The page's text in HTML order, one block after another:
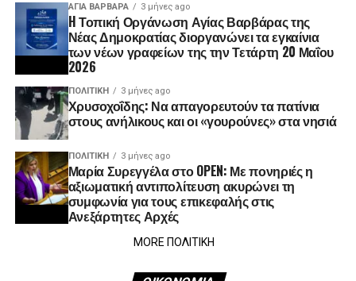
ΑΓΙΑ ΒΑΡΒΑΡΑ 3 μήνες ago
H Τοπική Οργάνωση Αγίας Βαρβάρας της
Νέας Δημοκρατίας διοργανώνει τα εγκαίνια
των νέων γραφείων της την Τετάρτη 20 Μαΐου
2026
ΠΟΛΙΤΙΚΉ 3 μήνες ago
Χρυσοχοΐδης: Να απαγορευτούν τα πατίνια
στους ανήλικους και οι «γουρούνες» στα νησιά
ΠΟΛΙΤΙΚΉ 3 μήνες ago
Μαρία Συρεγγέλα στο OPEN: Με πονηριές η
αξιωματική αντιπολίτευση ακυρώνει τη
συμφωνία για τους επικεφαλής στις
Ανεξάρτητες Αρχές
MORE ΠΟΛΙΤΙΚΗ